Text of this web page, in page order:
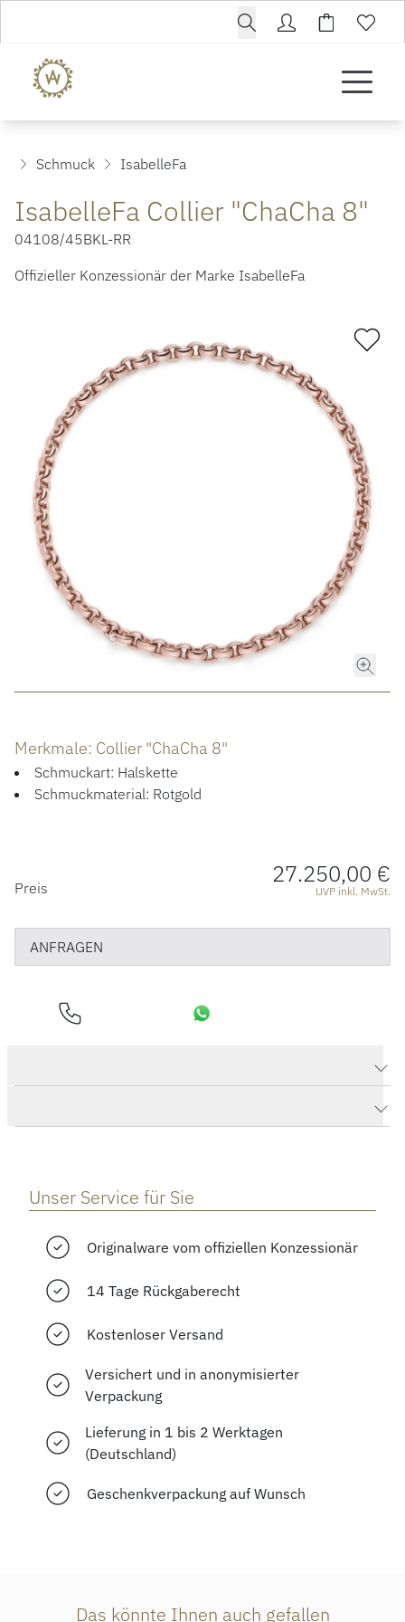
ROLEX
ROLEX CERTIFIED PRE-OWNED
UHREN
ACCESSOIRES
ÜBER UNS
Schmuck IsabelleFa
IsabelleFa Collier "ChaCha 8"
04108/45BKL-RR
Offizieller Konzessionär der Marke IsabelleFa
Merkmale: Collier "ChaCha 8"
Schmuckart: Halskette
Schmuckmaterial: Rotgold
PREISINFORMATIONEN
Preis 27.250,00 €
UVP inkl. MwSt.
ANFRAGEN
Unser Service für Sie
Originalware vom offiziellen Konzessionär
14 Tage Rückgaberecht
Kostenloser Versand
Versichert und in anonymisierter
Verpackung
Lieferung in 1 bis 2 Werktagen
(Deutschland)
Geschenkverpackung auf Wunsch
Das könnte Ihnen auch gefallen